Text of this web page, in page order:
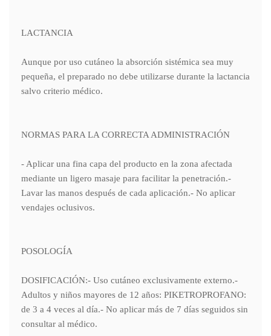
LACTANCIA
Aunque por uso cutáneo la absorción sistémica sea muy
pequeña, el preparado no debe utilizarse durante la lactancia
salvo criterio médico.
NORMAS PARA LA CORRECTA ADMINISTRACIÓN
- Aplicar una fina capa del producto en la zona afectada
mediante un ligero masaje para facilitar la penetración.-
Lavar las manos después de cada aplicación.- No aplicar
vendajes oclusivos.
POSOLOGÍA
DOSIFICACIÓN:- Uso cutáneo exclusivamente externo.-
Adultos y niños mayores de 12 años: PIKETROPROFANO:
de 3 a 4 veces al día.- No aplicar más de 7 días seguidos sin
consultar al médico.